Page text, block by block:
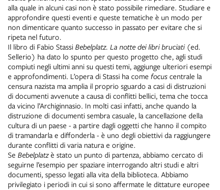
alla quale in alcuni casi non è stato possibile rimediare. Studiare e
approfondire questi eventi e queste tematiche è un modo per
non dimenticare quanto successo in passato per evitare che si
ripeta nel futuro.
Il libro di Fabio Stassi Bebelplatz. La notte dei libri bruciati(ed.
Sellerio) ha dato lo spunto per questo progetto che, agli studi
compiuti negli ultimi anni su questi temi, aggiunge ulteriori esempi
e approfondimenti. L’opera di Stassi ha come focus centrale la
censura nazista ma amplia il proprio sguardo a casi di distruzioni
di documenti avvenute a causa di conflitti bellici, tema che tocca
da vicino l’Archiginnasio. In molti casi infatti, anche quando la
distruzione di documenti sembra casuale, la cancellazione della
cultura di un paese - a partire dagli oggetti che hanno il compito
di tramandarla e diffonderla - è uno degli obiettivi da raggiungere
durante conflitti di varia natura e origine.
Se Bebelplatzè stato un punto di partenza, abbiamo cercato di
seguirne l’esempio per spaziare interrogando altri studi e altri
documenti, spesso legati alla vita della biblioteca. Abbiamo
privilegiato i periodi in cui si sono affermate le dittature europee